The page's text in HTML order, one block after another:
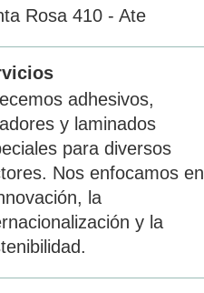
Rosa 410 - Ate
adhesivos,
y laminados
para diversos
Nos enfocamos en
la
y la